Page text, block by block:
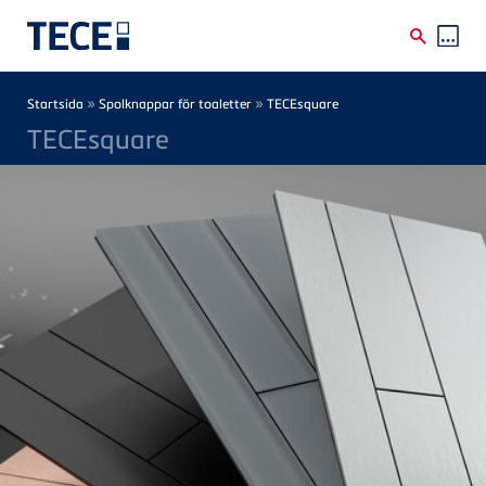
Breadcrumb
Startsida » Spolknappar för toaletter » TECEsquare
TECEsquare